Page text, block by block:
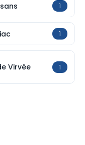
1
1
Virvée 1